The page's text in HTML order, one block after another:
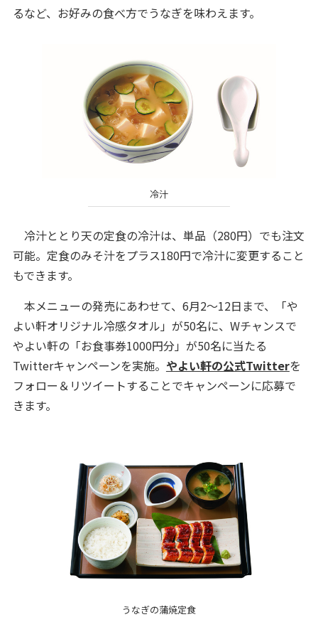
るなど、お好みの食べ方でうなぎを味わえます。
冷汁
冷汁ととり天の定食の冷汁は、単品（280円）でも注文
可能。定食のみそ汁をプラス180円で冷汁に変更すること
もできます。
本メニューの発売にあわせて、6月2～12日まで、「や
よい軒オリジナル冷感タオル」が50名に、Wチャンスで
やよい軒の「お食事券1000円分」が50名に当たる
Twitterキャンペーンを実施。 やよい軒の公式Twitterを
フォロー＆リツイートすることでキャンペーンに応募で
きます。
うなぎの蒲焼定食